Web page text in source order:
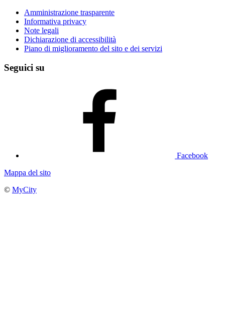
Amministrazione trasparente
Informativa privacy
Note legali
Dichiarazione di accessibilità
Piano di miglioramento del sito e dei servizi
Seguici su
Facebook
Mappa del sito
© MyCity